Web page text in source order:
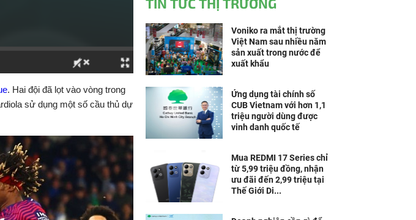
. Hai đội đã lọt vào vòng trong
sử dụng một số cầu thủ dự
Voniko ra mắt thị trường
Việt Nam sau nhiều năm
sản xuất trong nước để
xuất khẩu
Ứng dụng tài chính số
CUB Vietnam với hơn 1,1
triệu người dùng được
vinh danh quốc tế
Mua REDMI 17 Series chỉ
từ 5,99 triệu đồng, nhận
ưu đãi đến 2,99 triệu tại
Thế Giới Di...